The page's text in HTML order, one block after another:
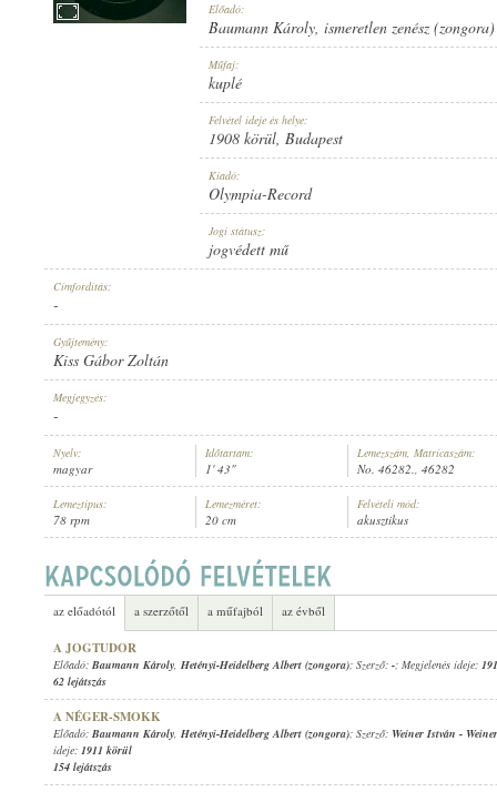
BAUMANN KÁROLY,ISMERETLEN ZENÉSZ (ZONGORA)
1908 KÖRÜL
LEMEZSZÁM:
Előadó:
Baumann Károly, ismeretlen zenész (zongora)
Műfaj:
kuplé
Felvétel ideje és helye:
1908 körül, Budapest
Kiadó:
Olympia-Record
Jogi státusz:
jogvédett mű
Címfordítás:
-
Gyűjtemény:
Kiss Gábor Zoltán
Megjegyzés:
-
Nyelv:
magyar
Időtartam:
1' 43"
Lemezszám, Matricaszám:
No. 46282., 46282
Lemeztípus:
78 rpm
Lemezméret:
20 cm
Felvételi mód:
akusztikus
az előadótól a szerzőtől a műfajból az évből
A JOGTUDOR
Előadó: Baumann Károly, Hetényi-Heidelberg Albert (zongora); Szerző: -; Megjelenés ideje:
62 lejátszás
A NÉGER-SMOKK
Előadó: Baumann Károly, Hetényi-Heidelberg Albert (zongora); Szerző: Weiner István -
ideje: 1911 körül
154 lejátszás